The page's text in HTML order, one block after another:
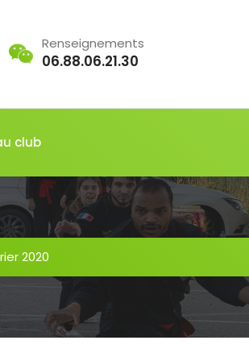
Renseignements
06.88.06.21.30
club
2020